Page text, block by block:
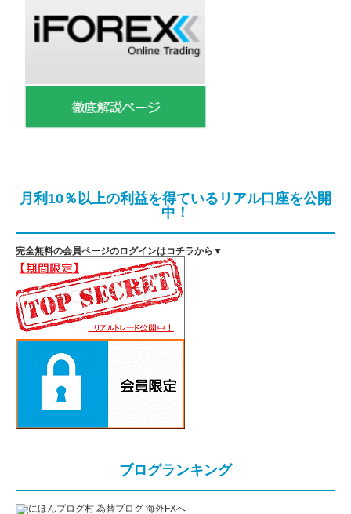
月利10％以上の利益を得ているリアル口座を公開
中！
完全無料の会員ページのログインはコチラから▼
ブログランキング